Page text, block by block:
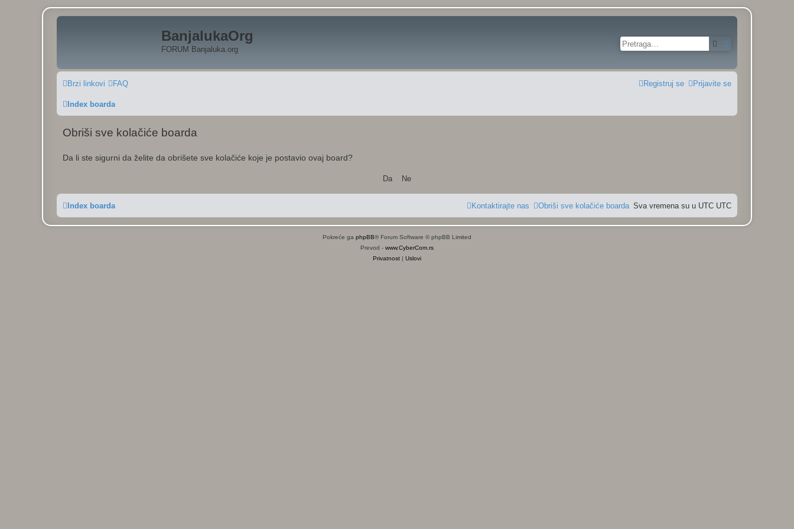
BanjalukaOrg
FORUM Banjaluka.org
Pretraga
Brzi linkovi FAQ Prijavite se
Registruj se
Index boarda
Obriši sve kolačiće boarda
Da li ste sigurni da želite da obrišete sve kolačiće koje je postavio ovaj board?
Index boarda Sva vremena su u UTC UTC
Obriši sve kolačiće boarda
Kontaktirajte nas
Pokreće ga phpBB® Forum Software © phpBB Limited
Prevod - www.CyberCom.rs
Privatnost | Uslovi